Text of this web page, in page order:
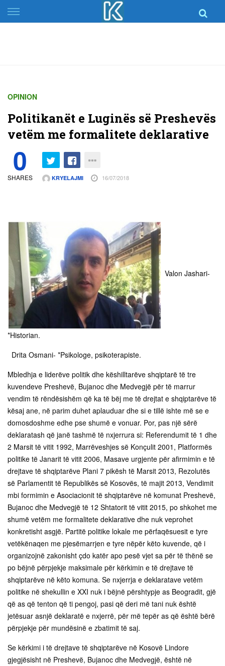
Skip
to
OPINION
Politikanët e Luginës së Preshevës
vetëm me formalitete deklarative
0
SHARES KRYELAJMI 16/07/2018
Valon Jashari-
*Historian.
Drita Osmani- *Psikologe, psikoterapiste.
Mbledhja e liderëve politik dhe këshilltarëve shqiptarë të tre
kuvendeve Preshevë, Bujanoc dhe Medvegjë për të marrur
vendim të rëndësishëm që ka të bëj me të drejtat e shqiptarëve të
kësaj ane, në parim duhet aplauduar dhe si e tillë ishte më se e
domosdoshme edhe pse shumë e vonuar. Por, pas një sërë
deklaratash që janë tashmë të nxjerrura si: Referendumit të 1 dhe
2 Marsit të vitit 1992, Marrëveshjes së Konçulit 2001, Platformës
politike të Janarit të vitit 2006, Masave urgjente për afirmimin e të
drejtave të shqiptarëve Plani 7 pikësh të Marsit 2013, Rezolutës
së Parlamentit të Republikës së Kosovës, të majit 2013, Vendimit
mbi formimin e Asociacionit të shqiptarëve në komunat Preshevë,
Bujanoc dhe Medvegjë të 12 Shtatorit të vitit 2015, po shkohet me
shumë vetëm me formalitete deklarative dhe nuk veprohet
konkretisht asgjë. Partitë politike lokale me përfaqësuesit e tyre
vetëkënaqen me pjesëmarrjen e tyre nëpër këto kuvende, që i
organizojnë zakonisht çdo katër apo pesë vjet sa për të thënë se
po bëjnë përpjekje maksimale për kërkimin e të drejtave të
shqiptarëve në këto komuna. Se nxjerrja e deklaratave vetëm
politike në shekullin e XXI nuk i bëjnë përshtypje as Beogradit, gjë
që as që tenton që ti pengoj, pasi që deri më tani nuk është
jetësuar asnjë deklaratë e nxjerrë, për më tepër as që është bërë
përpjekje për mundësinë e zbatimit të saj.
Se kërkimi i të drejtave të shqiptarëve në Kosovë Lindore
gjegjësisht në Preshevë, Bujanoc dhe Medvegjë, është në